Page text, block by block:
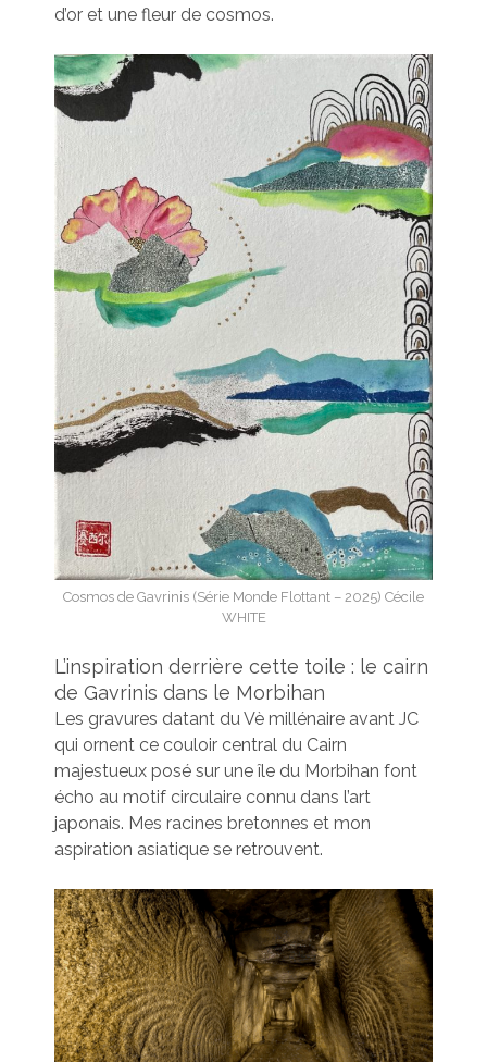
d’or et une fleur de cosmos.
Cosmos de Gavrinis (Série Monde Flottant – 2025) Cécile
WHITE
L’inspiration derrière cette toile : le cairn
de Gavrinis dans le Morbihan
Les gravures datant du Vè millénaire avant JC
qui ornent ce couloir central du Cairn
majestueux posé sur une île du Morbihan font
écho au motif circulaire connu dans l’art
japonais. Mes racines bretonnes et mon
aspiration asiatique se retrouvent.